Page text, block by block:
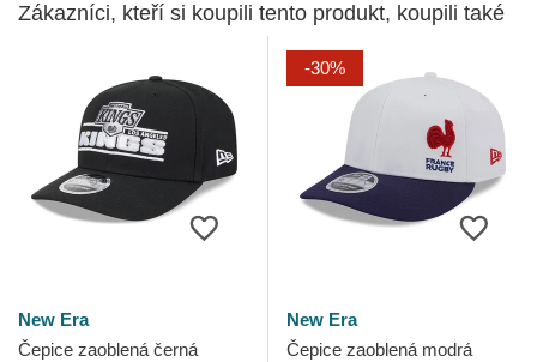
Zákazníci, kteří si koupili tento produkt, koupili také
New Era
Čepice zaoblená černá
-30%
New Era
Čepice zaoblená modrá